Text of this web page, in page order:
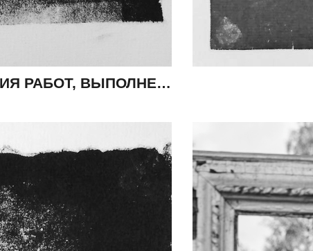
НЕПАРАДНЫЙ ПЕТЕРБУРГ — СЕРИЯ РАБОТ, ВЫПОЛНЕННЫХ В ПЕРИОД С 1998–2001 ГОД